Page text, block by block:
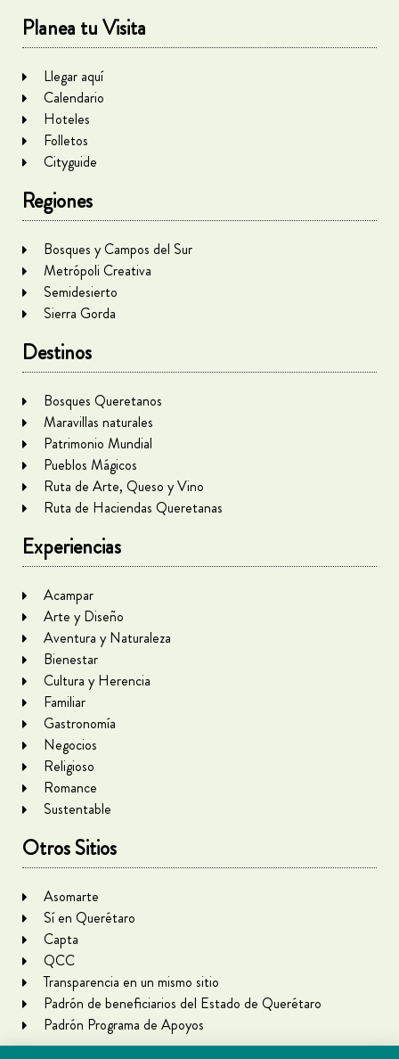
Planea tu Visita
Llegar aquí
Calendario
Hoteles
Folletos
Cityguide
Regiones
Bosques y Campos del Sur
Metrópoli Creativa
Semidesierto
Sierra Gorda
Destinos
Bosques Queretanos
Maravillas naturales
Patrimonio Mundial
Pueblos Mágicos
Ruta de Arte, Queso y Vino
Ruta de Haciendas Queretanas
Experiencias
Acampar
Arte y Diseño
Aventura y Naturaleza
Bienestar
Cultura y Herencia
Familiar
Gastronomía
Negocios
Religioso
Romance
Sustentable
Otros Sitios
Asomarte
Sí en Querétaro
Capta
QCC
Transparencia en un mismo sitio
Padrón de beneficiarios del Estado de Querétaro
Padrón Programa de Apoyos